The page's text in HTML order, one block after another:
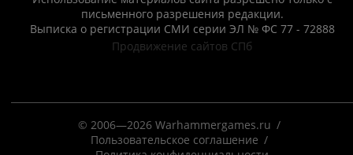
письменного разрешения редакции.
Выписка о регистрации СМИ серии ЭЛ № ФС 77 - 72888
Продвижение сайтов СПб
© 2006—2026 Warhammergames.ru
Пользовательское соглашение